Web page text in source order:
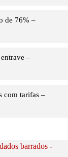
de 76% –
–
com tarifas –